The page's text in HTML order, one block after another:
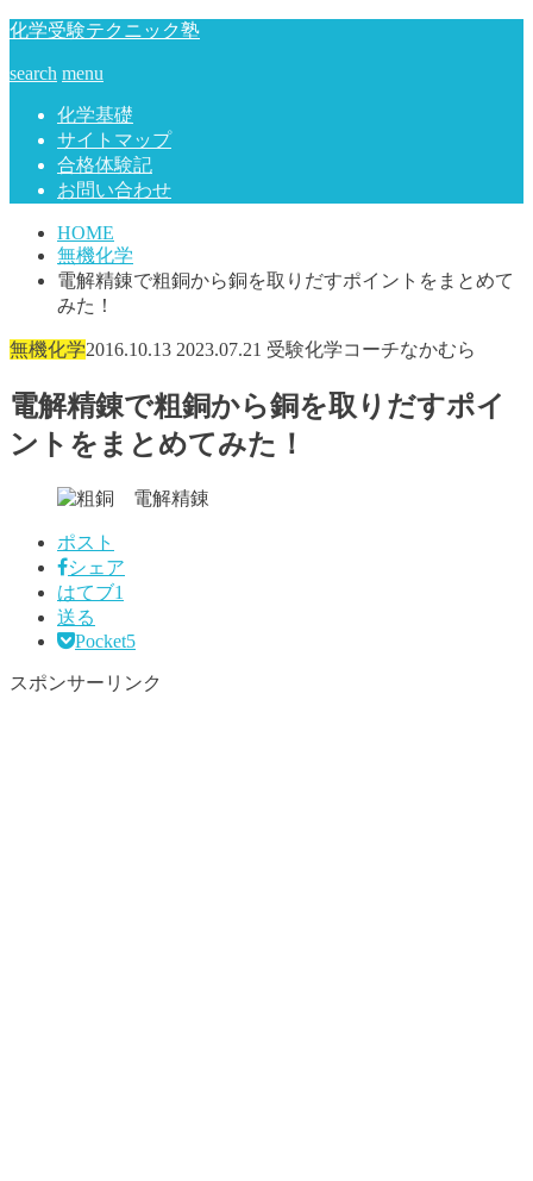
化学受験テクニック塾
search menu
化学基礎
サイトマップ
合格体験記
お問い合わせ
HOME
無機化学
電解精錬で粗銅から銅を取りだすポイントをまとめて
みた！
無機化学2016.10.13 2023.07.21 受験化学コーチなかむら
電解精錬で粗銅から銅を取りだすポイ
ントをまとめてみた！
ポスト
シェア
はてブ1
送る
Pocket5
スポンサーリンク